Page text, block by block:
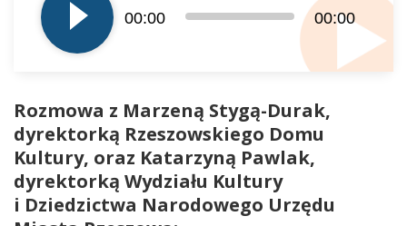
dźwiękowych
00:00 00:00
Rozmowa z Marzeną Stygą-Durak,
dyrektorką Rzeszowskiego Domu
Kultury, oraz Katarzyną Pawlak,
dyrektorką Wydziału Kultury
i Dziedzictwa Narodowego Urzędu